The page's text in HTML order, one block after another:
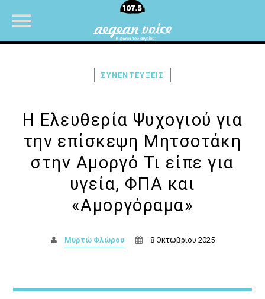
ΣΥΝΕΝΤΕΥΞΕΙΣ
Η Ελευθερία Ψυχογιού για
την επίσκεψη Μητσοτάκη
στην Αμοργό Τι είπε για
υγεία, ΦΠΑ και
«Αμοργόραμα»
Μυρτώ Φλώρου 8 Οκτωβρίου 2025